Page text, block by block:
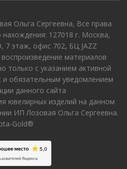
Ольга Сергеевна, Все права
127018 г. Москва,
7 этаж, офис 702, БЦ JAZZ
материалов
только с указанием активной
и обязательным уведомлением
данного сайта
ювелирных изделий на данном
ИП Лозовая Ольга Сергеевна.
Gold®